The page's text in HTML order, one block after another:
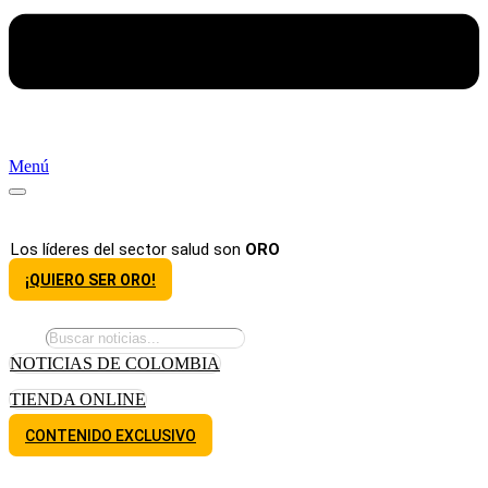
Menú
Los líderes del sector salud son ORO
¡QUIERO SER ORO!
NOTICIAS DE COLOMBIA
TIENDA ONLINE
CONTENIDO EXCLUSIVO